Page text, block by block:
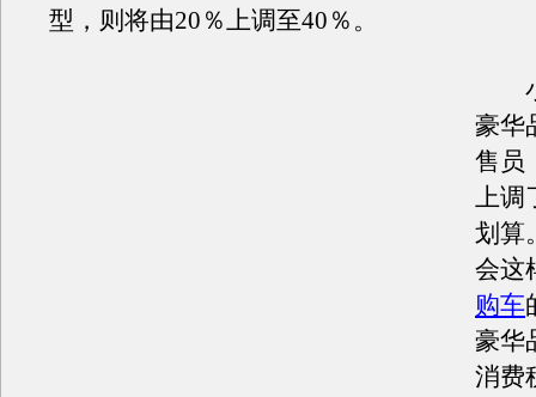
型，则将由20％上调至40％。
小
豪华
售员
上调
划算
会这
购车
豪华
消费